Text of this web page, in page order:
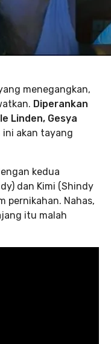
menegangkan,
Diperankan
Linden, Gesya
ini akan tayang
kedua
dan Kimi (Shindy
pernikahan. Nahas,
itu malah